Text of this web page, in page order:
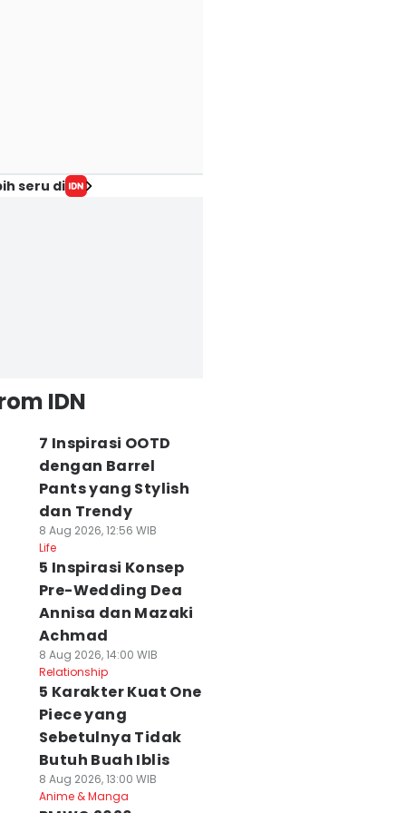
seru di
IDN
7 Inspirasi OOTD
dengan Barrel
Pants yang Stylish
dan Trendy
8 Aug 2026, 12:56 WIB
Life
5 Inspirasi Konsep
Pre-Wedding Dea
Annisa dan Mazaki
Achmad
8 Aug 2026, 14:00 WIB
Relationship
5 Karakter Kuat One
Piece yang
Sebetulnya Tidak
Butuh Buah Iblis
8 Aug 2026, 13:00 WIB
Anime & Manga